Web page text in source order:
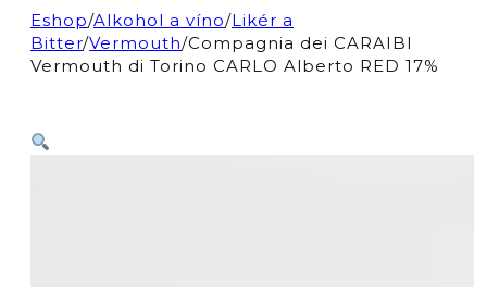
Eshop/Alkohol a víno/Likér a
Bitter/Vermouth/Compagnia dei CARAIBI
Vermouth di Torino CARLO Alberto RED 17%